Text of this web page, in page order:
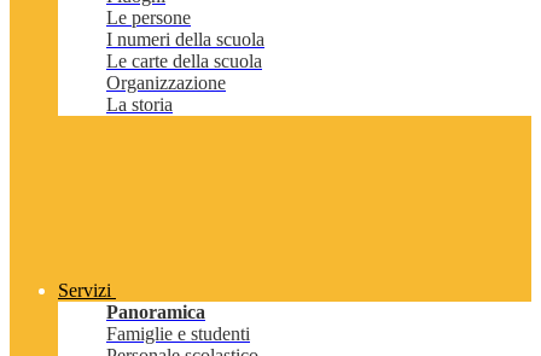
Le persone
I numeri della scuola
Le carte della scuola
Organizzazione
La storia
Servizi
Panoramica
Famiglie e studenti